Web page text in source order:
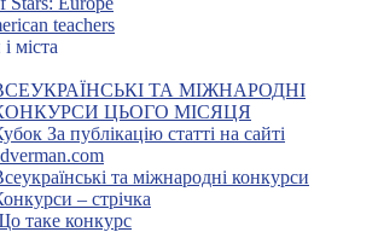
teachers
міста
ТА МІЖНАРОДНІ
ЦЬОГО МІСЯЦЯ
За публікацію статті на сайті
та міжнародні конкурси
– стрічка
таке конкурс